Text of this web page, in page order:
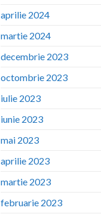
aprilie 2024
martie 2024
decembrie 2023
octombrie 2023
iulie 2023
iunie 2023
mai 2023
aprilie 2023
martie 2023
februarie 2023